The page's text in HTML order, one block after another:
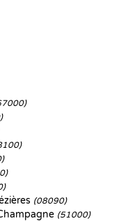
(08090)
(51000)